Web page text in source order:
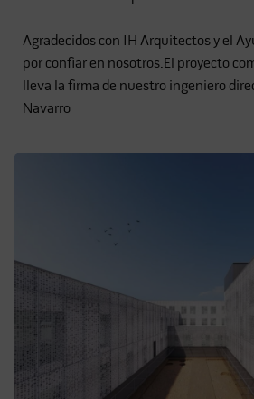
Agradecidos con IH Arquitectos y el
por confiar en nosotros.El proyecto
lleva la firma de nuestro ingeniero
Navarro